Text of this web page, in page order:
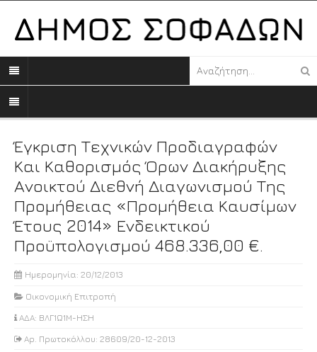
Έγκριση Τεχνικών Προδιαγραφών
Και Καθορισμός Όρων Διακήρυξης
Ανοικτού Διεθνή Διαγωνισμού Της
Προμήθειας «Προμήθεια Καυσίμων
Έτους 2014» Ενδεικτικού
Προϋπολογισμού 468.336,00 €.
Ημερομηνία: 20/12/2013
Οικονομική Επιτροπή
ΑΔΑ: ΒΛΓ1Ω1Μ-ΗΣΗ
Αρ. Πρωτοκόλλου: 28609/20-12-2013